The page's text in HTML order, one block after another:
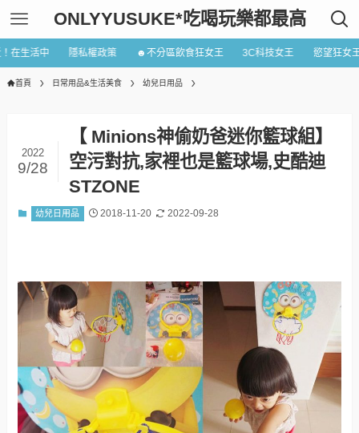
ONLYYUSUKE*吃喝玩樂都最高
在生活中 隱私權政策 ☻不分區飲食狂女王 3C科技女王 慾望狂女
首頁 日常用品&生活美食 幼兒日用品
【 Minions神偷奶爸迷你籃球組】
空污對抗,家裡也是籃球場,史酷迪
STZONE
2022
9/28
幼兒日用品 2018-11-20 2022-09-28